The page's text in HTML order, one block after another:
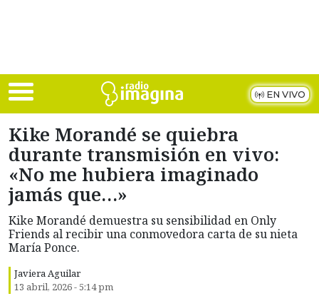
EN VIVO
Kike Morandé se quiebra
durante transmisión en vivo:
«No me hubiera imaginado
jamás que…»
Kike Morandé demuestra su sensibilidad en Only
Friends al recibir una conmovedora carta de su nieta
María Ponce.
Javiera Aguilar
13 abril, 2026 - 5:14 pm